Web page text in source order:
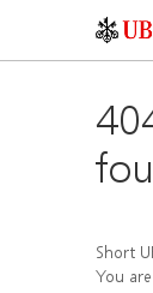
Short
You